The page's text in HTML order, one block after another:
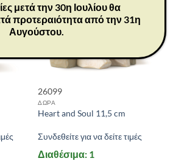
26099
ΔΩΡΑ
Heart and Soul 11,5 cm
Συνδεθείτε για να δείτε τιμές
Διαθέσιμα: 1
μετά την 30η Ιουλίου θα
προτεραιότητα από την 31η
Αυγούστου.